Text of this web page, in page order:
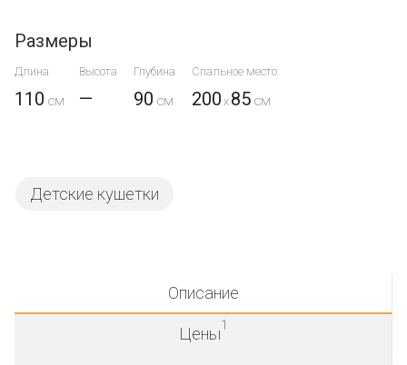
Размеры
Длина Высота Глубина Спальное место
110 — 90 200 x 85
Детские кушетки
Описание
Цены1